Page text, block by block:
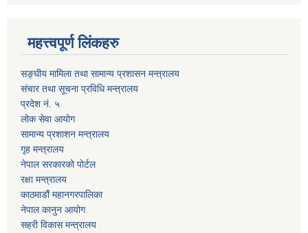
महत्त्वपूर्ण लिंकहरु
सङ्घीय मामिला तथा सामान्य प्रशासन मन्त्रालय
संचार तथा सूचना प्रविधि मन्त्रालय
प्रदेश नं. ५
लोक सेवा आयोग
सामान्य प्रशाशन मन्त्रालय
गृह मन्त्रालय
नेपाल सरकारको पोर्टल
रक्षा मन्त्रालय
काठमाडौं महानगरपालिका
नेपाल कानुन आयोग
सहरी विकास मन्त्रालय